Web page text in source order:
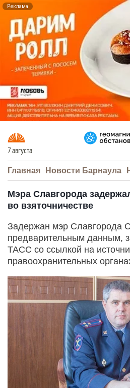
Реклама
7 августа
Главная Новости Барнаула
Мэра Славгорода
во взяточничестве
Задержан мэр Славгорода
предварительным данным,
ТАСС со ссылкой на
правоохранительных